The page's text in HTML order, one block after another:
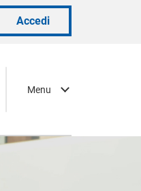
Accedi
Menu